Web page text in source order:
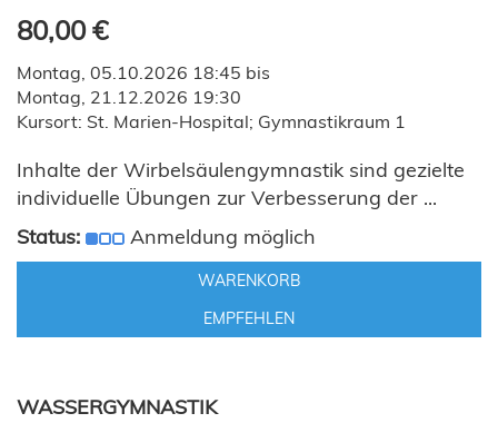
80,00 €
Montag, 05.10.2026 18:45 bis
Montag, 21.12.2026 19:30
Kursort: St. Marien-Hospital; Gymnastikraum 1
Inhalte der Wirbelsäulengymnastik sind gezielte
individuelle Übungen zur Verbesserung der ...
Status:
Anmeldung möglich
WARENKORB
EMPFEHLEN
WASSERGYMNASTIK